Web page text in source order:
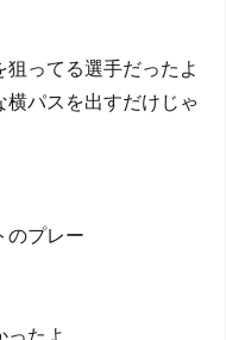
狙ってる選手だったよ
パスを出すだけじゃ
のプレー
ったよ